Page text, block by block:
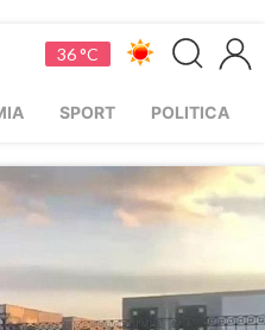
36 °C
SPORT POLITICA